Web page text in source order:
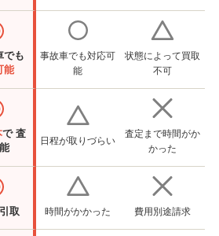
でも
能
事故車でも対応可
能
状態によって買取
不可
で 査
日程が取りづらい
査定まで時間がか
かった
取 時間がかかった 費用別途請求